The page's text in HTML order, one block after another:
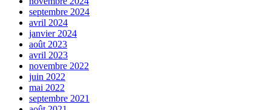
septembre 2024
avril 2024
janvier 2024
août 2023
avril 2023
novembre 2022
juin 2022
mai 2022
septembre 2021